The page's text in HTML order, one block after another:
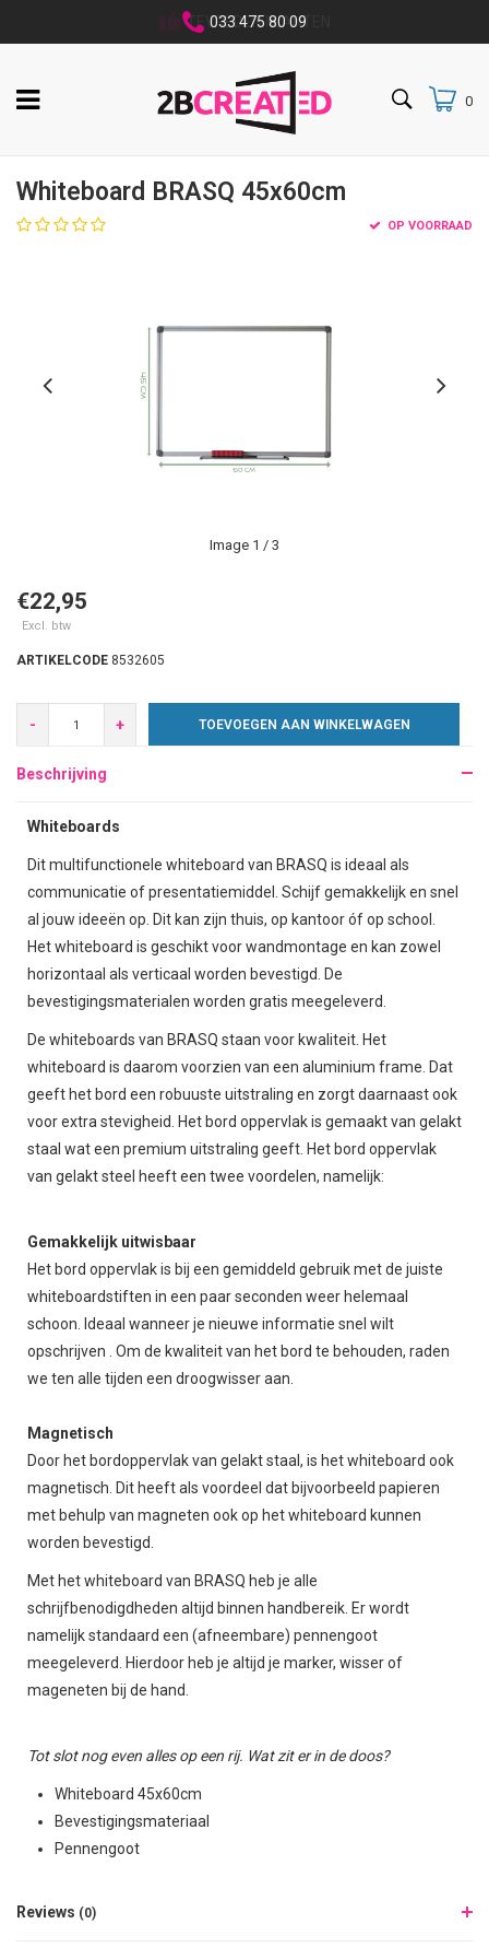
033 475 80 09
0
Whiteboard BRASQ 45x60cm
OP VOORRAAD
Image 1 / 3
€22,95
Excl. btw
ARTIKELCODE 8532605
- + TOEVOEGEN AAN WINKELWAGEN
Beschrijving
Whiteboards
Dit multifunctionele whiteboard van BRASQ is ideaal als
communicatie of presentatiemiddel. Schijf gemakkelijk en snel
al jouw ideeën op. Dit kan zijn thuis, op kantoor óf op school.
Het whiteboard is geschikt voor wandmontage en kan zowel
horizontaal als verticaal worden bevestigd. De
bevestigingsmaterialen worden gratis meegeleverd.
De whiteboards van BRASQ staan voor kwaliteit. Het
whiteboard is daarom voorzien van een aluminium frame. Dat
geeft het bord een robuuste uitstraling en zorgt daarnaast ook
voor extra stevigheid. Het bord oppervlak is gemaakt van gelakt
staal wat een premium uitstraling geeft. Het bord oppervlak
van gelakt steel heeft een twee voordelen, namelijk:
Gemakkelijk uitwisbaar
Het bord oppervlak is bij een gemiddeld gebruik met de juiste
whiteboardstiften in een paar seconden weer helemaal
schoon. Ideaal wanneer je nieuwe informatie snel wilt
opschrijven . Om de kwaliteit van het bord te behouden, raden
we ten alle tijden een droogwisser aan.
Magnetisch
Door het bordoppervlak van gelakt staal, is het whiteboard ook
magnetisch. Dit heeft als voordeel dat bijvoorbeeld papieren
met behulp van magneten ook op het whiteboard kunnen
worden bevestigd.
Met het whiteboard van BRASQ heb je alle
schrijfbenodigdheden altijd binnen handbereik. Er wordt
namelijk standaard een (afneembare) pennengoot
meegeleverd. Hierdoor heb je altijd je marker, wisser of
mageneten bij de hand.
Tot slot nog even alles op een rij. Wat zit er in de doos?
Whiteboard 45x60cm
Bevestigingsmateriaal
Pennengoot
Reviews (0)